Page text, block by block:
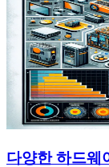
다양한 하드웨